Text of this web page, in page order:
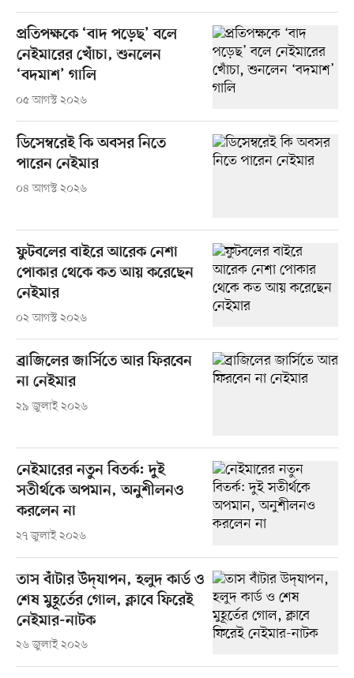
প্রতিপক্ষকে ‘বাদ পড়েছ’ বলে
নেইমারের খোঁচা, শুনলেন
‘বদমাশ’ গালি
০৫ আগস্ট ২০২৬
ডিসেম্বরেই কি অবসর নিতে
পারেন নেইমার
০৪ আগস্ট ২০২৬
ফুটবলের বাইরে আরেক নেশা
পোকার থেকে কত আয় করেছেন
নেইমার
০২ আগস্ট ২০২৬
ব্রাজিলের জার্সিতে আর ফিরবেন
না নেইমার
২৯ জুলাই ২০২৬
নেইমারের নতুন বিতর্ক: দুই
সতীর্থকে অপমান, অনুশীলনও
করলেন না
২৭ জুলাই ২০২৬
তাস বাঁটার উদ্‌যাপন, হলুদ কার্ড ও
শেষ মুহূর্তের গোল, ক্লাবে ফিরেই
নেইমার-নাটক
২৬ জুলাই ২০২৬